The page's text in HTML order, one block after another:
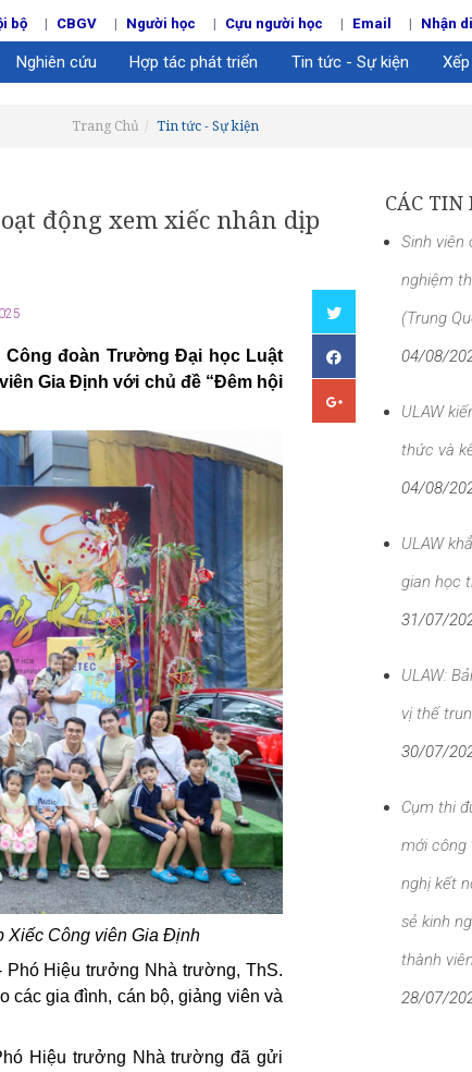
bộ CBGV Người học Cựu người học Email Nhận
Nghiên cứu Hợp tác phát triển Tin tức - Sự kiện
Trang Chủ Tin tức - Sự kiện
động xem xiếc nhân dịp
Công đoàn Trường Đại học Luật
Gia Định với chủ đề “Đêm hội
Xiếc Công viên Gia Định
Phó Hiệu trưởng Nhà trường, ThS.
các gia đình, cán bộ, giảng viên và
Hiệu trưởng Nhà trường đã gửi
CÁC TIN
Sinh viên
nghiệm
(Trung
04/08/
ULAW
thức và
04/08/
ULAW
gian học
31/07/
ULAW:
vị thế
30/07/
Cụm thi
mới công
nghị kết
sẻ kinh
thành viên
28/07/